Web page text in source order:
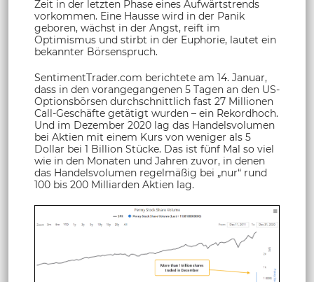
Zeit in der letzten Phase eines Aufwärtstrends
vorkommen. Eine Hausse wird in der Panik
geboren, wächst in der Angst, reift im
Optimismus und stirbt in der Euphorie, lautet ein
bekannter Börsenspruch.
SentimentTrader.com berichtete am 14. Januar,
dass in den vorangegangenen 5 Tagen an den US-
Optionsbörsen durchschnittlich fast 27 Millionen
Call-Geschäfte getätigt wurden – ein Rekordhoch.
Und im Dezember 2020 lag das Handelsvolumen
bei Aktien mit einem Kurs von weniger als 5
Dollar bei 1 Billion Stücke. Das ist fünf Mal so viel
wie in den Monaten und Jahren zuvor, in denen
das Handelsvolumen regelmäßig bei „nur“ rund
100 bis 200 Milliarden Aktien lag.